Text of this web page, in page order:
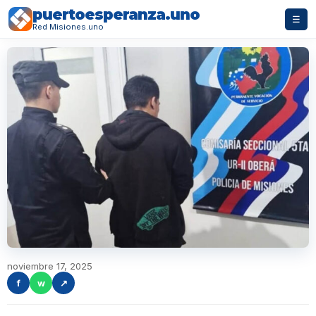
puertoesperanza.uno
Red Misiones.uno
☰
noviembre 17, 2025
f
w ↗